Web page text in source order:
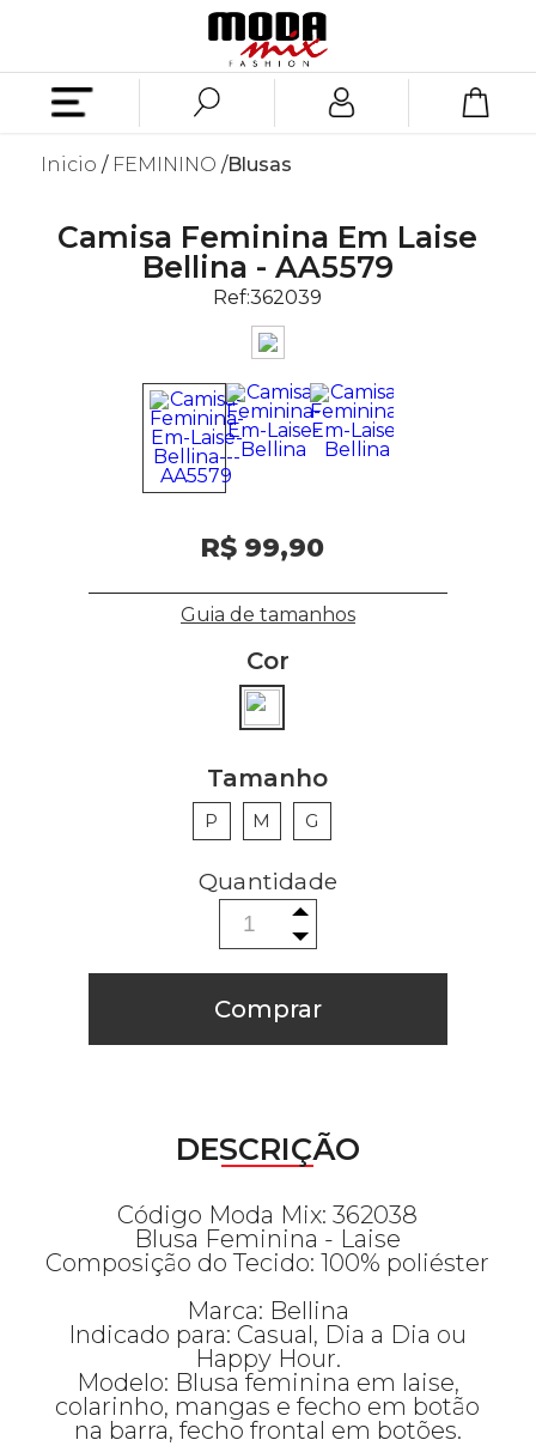
Inicio FEMININO Blusas
Camisa Feminina Em Laise
Bellina - AA5579
Ref:362039
R$ 99,90
Guia de tamanhos
Cor
Tamanho
P M G
Comprar
DESCRIÇÃO
Código Moda Mix: 362038
Blusa Feminina - Laise
Composição do Tecido: 100% poliéster
Marca: Bellina
Indicado para: Casual, Dia a Dia ou
Happy Hour.
Modelo: Blusa feminina em laise,
colarinho, mangas e fecho em botão
na barra, fecho frontal em botões.